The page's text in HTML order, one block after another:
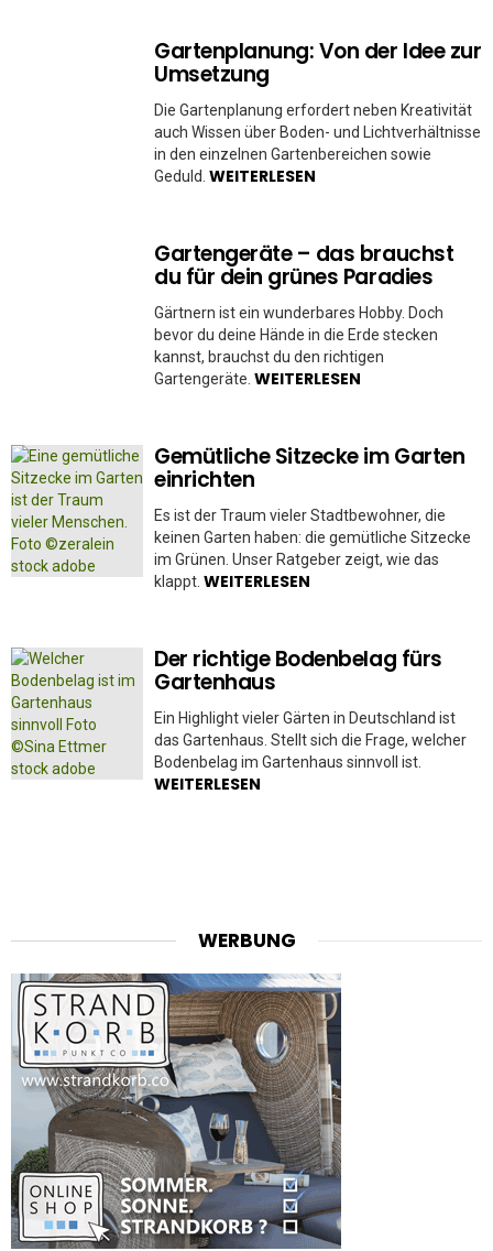
Gartenplanung: Von der Idee zur
Umsetzung
Die Gartenplanung erfordert neben Kreativität
auch Wissen über Boden- und Lichtverhältnisse
in den einzelnen Gartenbereichen sowie
Geduld. WEITERLESEN
Gartengeräte – das brauchst
du für dein grünes Paradies
Gärtnern ist ein wunderbares Hobby. Doch
bevor du deine Hände in die Erde stecken
kannst, brauchst du den richtigen
Gartengeräte. WEITERLESEN
Gemütliche Sitzecke im Garten
einrichten
Es ist der Traum vieler Stadtbewohner, die
keinen Garten haben: die gemütliche Sitzecke
im Grünen. Unser Ratgeber zeigt, wie das
klappt. WEITERLESEN
Der richtige Bodenbelag fürs
Gartenhaus
Ein Highlight vieler Gärten in Deutschland ist
das Gartenhaus. Stellt sich die Frage, welcher
Bodenbelag im Gartenhaus sinnvoll ist.
WEITERLESEN
WERBUNG